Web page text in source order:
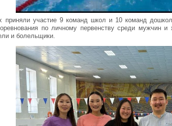
приняли участие 9 команд школ и 10 команд
по личному первенству среди мужчин
и болельщики.